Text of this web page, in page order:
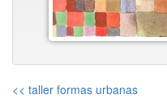
<< taller formas urbanas